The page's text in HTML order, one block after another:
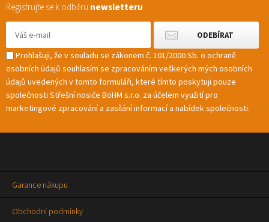
Registrujte se k odběru newsletteru
Prohlašuji, že v souladu se zákonem č. 101/2000 Sb. o ochraně
osobních údajů souhlasím se zpracováním veškerých mých osobních
údajů uvedených v tomto formuláři, které tímto poskytuji pouze
společnosti Střešní nosiče BöHM s.r.o. za účelem využití pro
marketingové zpracování a zasílání informací a nabídek společnosti.
Garance nákupu
Obchodní podmínky